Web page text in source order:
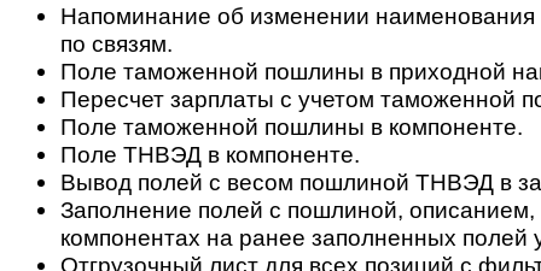
Напоминание об изменении наименования
по связям.
Поле таможенной пошлины в приходной
Пересчет зарплаты с учетом таможенной
Поле таможенной пошлины в компоненте.
Поле ТНВЭД в компоненте.
Вывод полей с весом пошлиной ТНВЭД в
Заполнение полей с пошлиной,
компонентах на ранее заполненных полей
Отгрузочный лист для всех позиций с